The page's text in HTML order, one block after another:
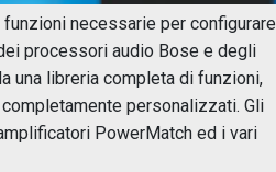
necessarie per configurare
processori audio Bose e degli
una libreria completa di funzioni,
personalizzati. Gli
PowerMatch ed i vari